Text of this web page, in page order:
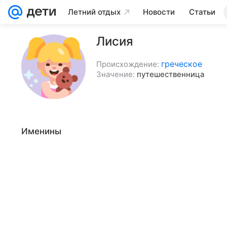
Летний отдых Новости Статьи
Лисия
Происхождение: греческое
Значение: путешественница
Именины